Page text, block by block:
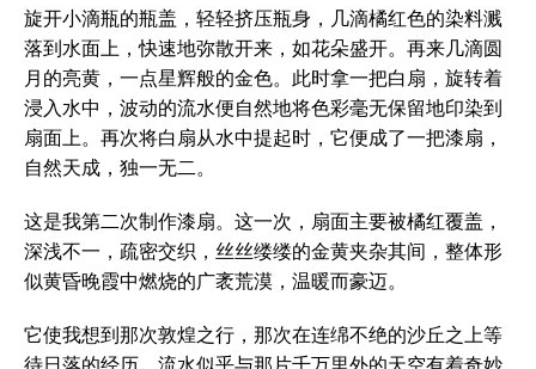
旋开小滴瓶的瓶盖，轻轻挤压瓶身，几滴橘红色的染料溅
落到水面上，快速地弥散开来，如花朵盛开。再来几滴圆
月的亮黄，一点星辉般的金色。此时拿一把白扇，旋转着
浸入水中，波动的流水便自然地将色彩毫无保留地印染到
扇面上。再次将白扇从水中提起时，它便成了一把漆扇，
自然天成，独一无二。
这是我第二次制作漆扇。这一次，扇面主要被橘红覆盖，
深浅不一，疏密交织，丝丝缕缕的金黄夹杂其间，整体形
似黄昏晚霞中燃烧的广袤荒漠，温暖而豪迈。
它使我想到那次敦煌之行，那次在连绵不绝的沙丘之上等
待日落的经历。流水似乎与那片千万里外的天空有着奇妙